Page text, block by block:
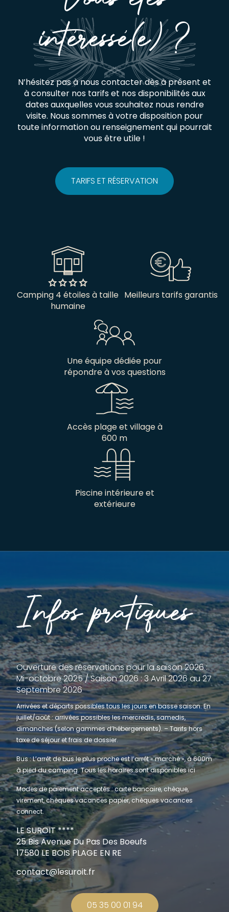
intéressé(e) ?
N’hésitez pas à nous contacter dès à présent et
à consulter nos tarifs et nos disponibilités aux
dates auxquelles vous souhaitez nous rendre
visite. Nous sommes à votre disposition pour
toute information ou renseignement qui pourrait
vous être utile !
TARIFS ET RÉSERVATION
Camping 4 étoiles à taille
humaine
Meilleurs tarifs garantis
Une équipe dédiée pour
répondre à vos questions
Accès plage et village à
600 m
Piscine intérieure et
extérieure
Infos pratiques
Ouverture des réservations pour la saison 2026 :
Mi-octobre 2025 / Saison 2026 : 3 Avril 2026 au 27
Septembre 2026
Arrivées et départs possibles tous les jours en basse saison. En
juillet/août : arrivées possibles les mercredis, samedis,
dimanches (selon gammes d’hébergements). – Tarifs hors
taxe de séjour et frais de dossier.
Bus : L’arrêt de bus le plus proche est l’arrêt « marché », à 600m
à pied du camping. Tous les horaires sont disponiblesici
Modes de paiement acceptés : carte bancaire, chèque,
virement, chèques vacances papier, chèques vacances
connect.
LE SUROIT ****
25 Bis Avenue Du Pas Des Boeufs
17580 LE BOIS PLAGE EN RE
contact@lesuroit.fr
05 35 00 01 94